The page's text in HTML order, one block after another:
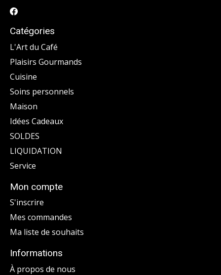
Catégories
L'Art du Café
Plaisirs Gourmands
Cuisine
Soins personnels
Maison
Idées Cadeaux
SOLDES
LIQUIDATION
Service
Mon compte
S'inscrire
Mes commandes
Ma liste de souhaits
Informations
À propos de nous